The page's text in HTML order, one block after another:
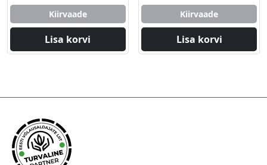
Kiirvaade
Lisa korvi
Kiirvaade
Lisa korvi